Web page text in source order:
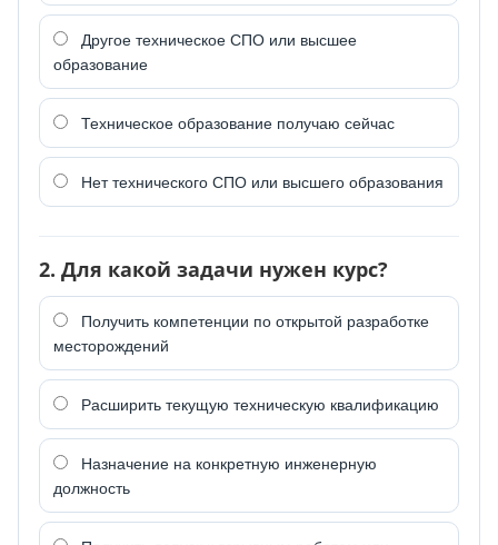
Другое техническое СПО или высшее
образование
Техническое образование получаю сейчас
Нет технического СПО или высшего образования
2. Для какой задачи нужен курс?
Получить компетенции по открытой разработке
месторождений
Расширить текущую техническую квалификацию
Назначение на конкретную инженерную
должность